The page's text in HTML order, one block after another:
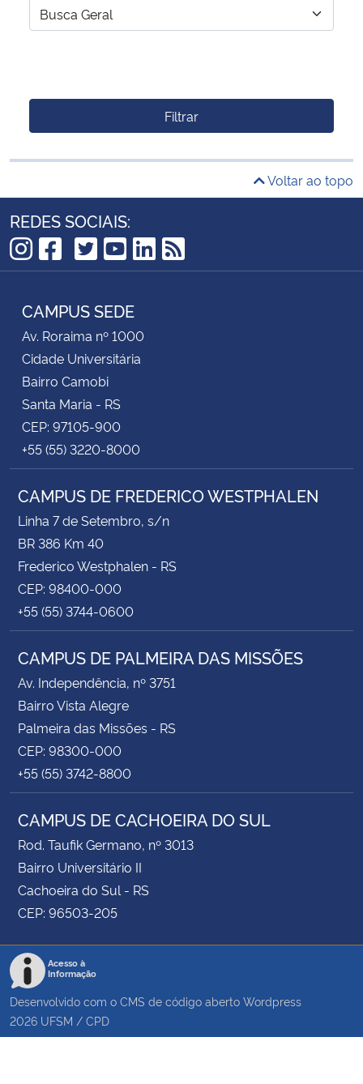
Filtrar
Voltar ao topo
REDES SOCIAIS:
Instagram
Facebook
TikTok
Twitter
YouTube
LinkedIn
RSS
CAMPUS SEDE
Av. Roraima nº 1000
Cidade Universitária
Bairro Camobi
Santa Maria - RS
CEP: 97105-900
+55 (55) 3220-8000
CAMPUS DE FREDERICO WESTPHALEN
Linha 7 de Setembro, s/n
BR 386 Km 40
Frederico Westphalen - RS
CEP: 98400-000
+55 (55) 3744-0600
CAMPUS DE PALMEIRA DAS MISSÕES
Av. Independência, nº 3751
Bairro Vista Alegre
Palmeira das Missões - RS
CEP: 98300-000
+55 (55) 3742-8800
CAMPUS DE CACHOEIRA DO SUL
Rod. Taufik Germano, nº 3013
Bairro Universitário II
Cachoeira do Sul - RS
CEP: 96503-205
Acesso à
Informação
Desenvolvido com o CMS de código aberto Wordpress
2026 UFSM / CPD